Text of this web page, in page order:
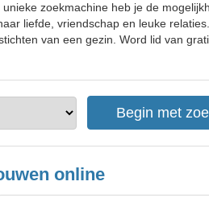
zoekmachine heb je de
liefde, vriendschap en leuke
van een gezin. Word lid van
online